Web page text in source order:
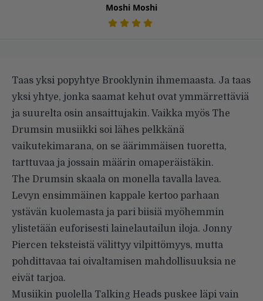
Moshi Moshi
Taas yksi popyhtye Brooklynin ihmemaasta. Ja taas
yksi yhtye, jonka saamat kehut ovat ymmärrettäviä
ja suurelta osin ansaittujakin. Vaikka myös The
Drumsin musiikki soi lähes pelkkänä
vaikutekimarana, on se äärimmäisen tuoretta,
tarttuvaa ja jossain määrin omaperäistäkin.
The Drumsin skaala on monella tavalla lavea.
Levyn ensimmäinen kappale kertoo parhaan
ystävän kuolemasta ja pari biisiä myöhemmin
ylistetään euforisesti lainelautailun iloja. Jonny
Piercen teksteistä välittyy vilpittömyys, mutta
pohdittavaa tai oivaltamisen mahdollisuuksia ne
eivät tarjoa.
Musiikin puolella Talking Heads puskee läpi vain